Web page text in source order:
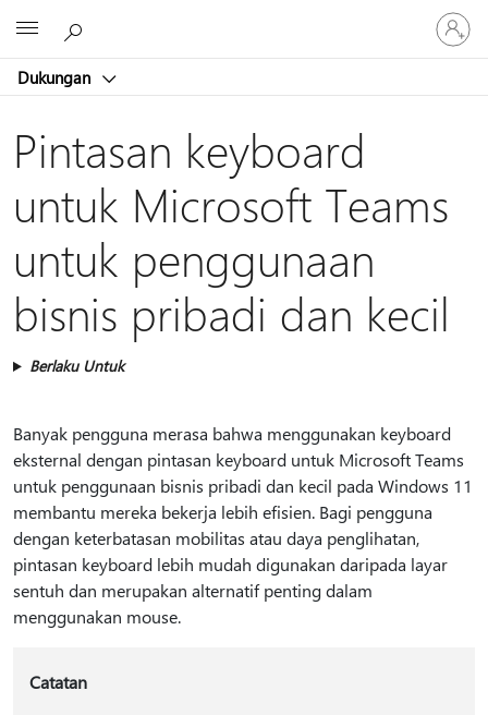
Dukungan
Masuk
ke
akun
Pintasan keyboard
untuk Microsoft Teams
untuk penggunaan
bisnis pribadi dan kecil
Berlaku Untuk
Banyak pengguna merasa bahwa menggunakan keyboard
eksternal dengan pintasan keyboard untuk Microsoft Teams
untuk penggunaan bisnis pribadi dan kecil pada Windows 11
membantu mereka bekerja lebih efisien. Bagi pengguna
dengan keterbatasan mobilitas atau daya penglihatan,
pintasan keyboard lebih mudah digunakan daripada layar
sentuh dan merupakan alternatif penting dalam
menggunakan mouse.
Catatan